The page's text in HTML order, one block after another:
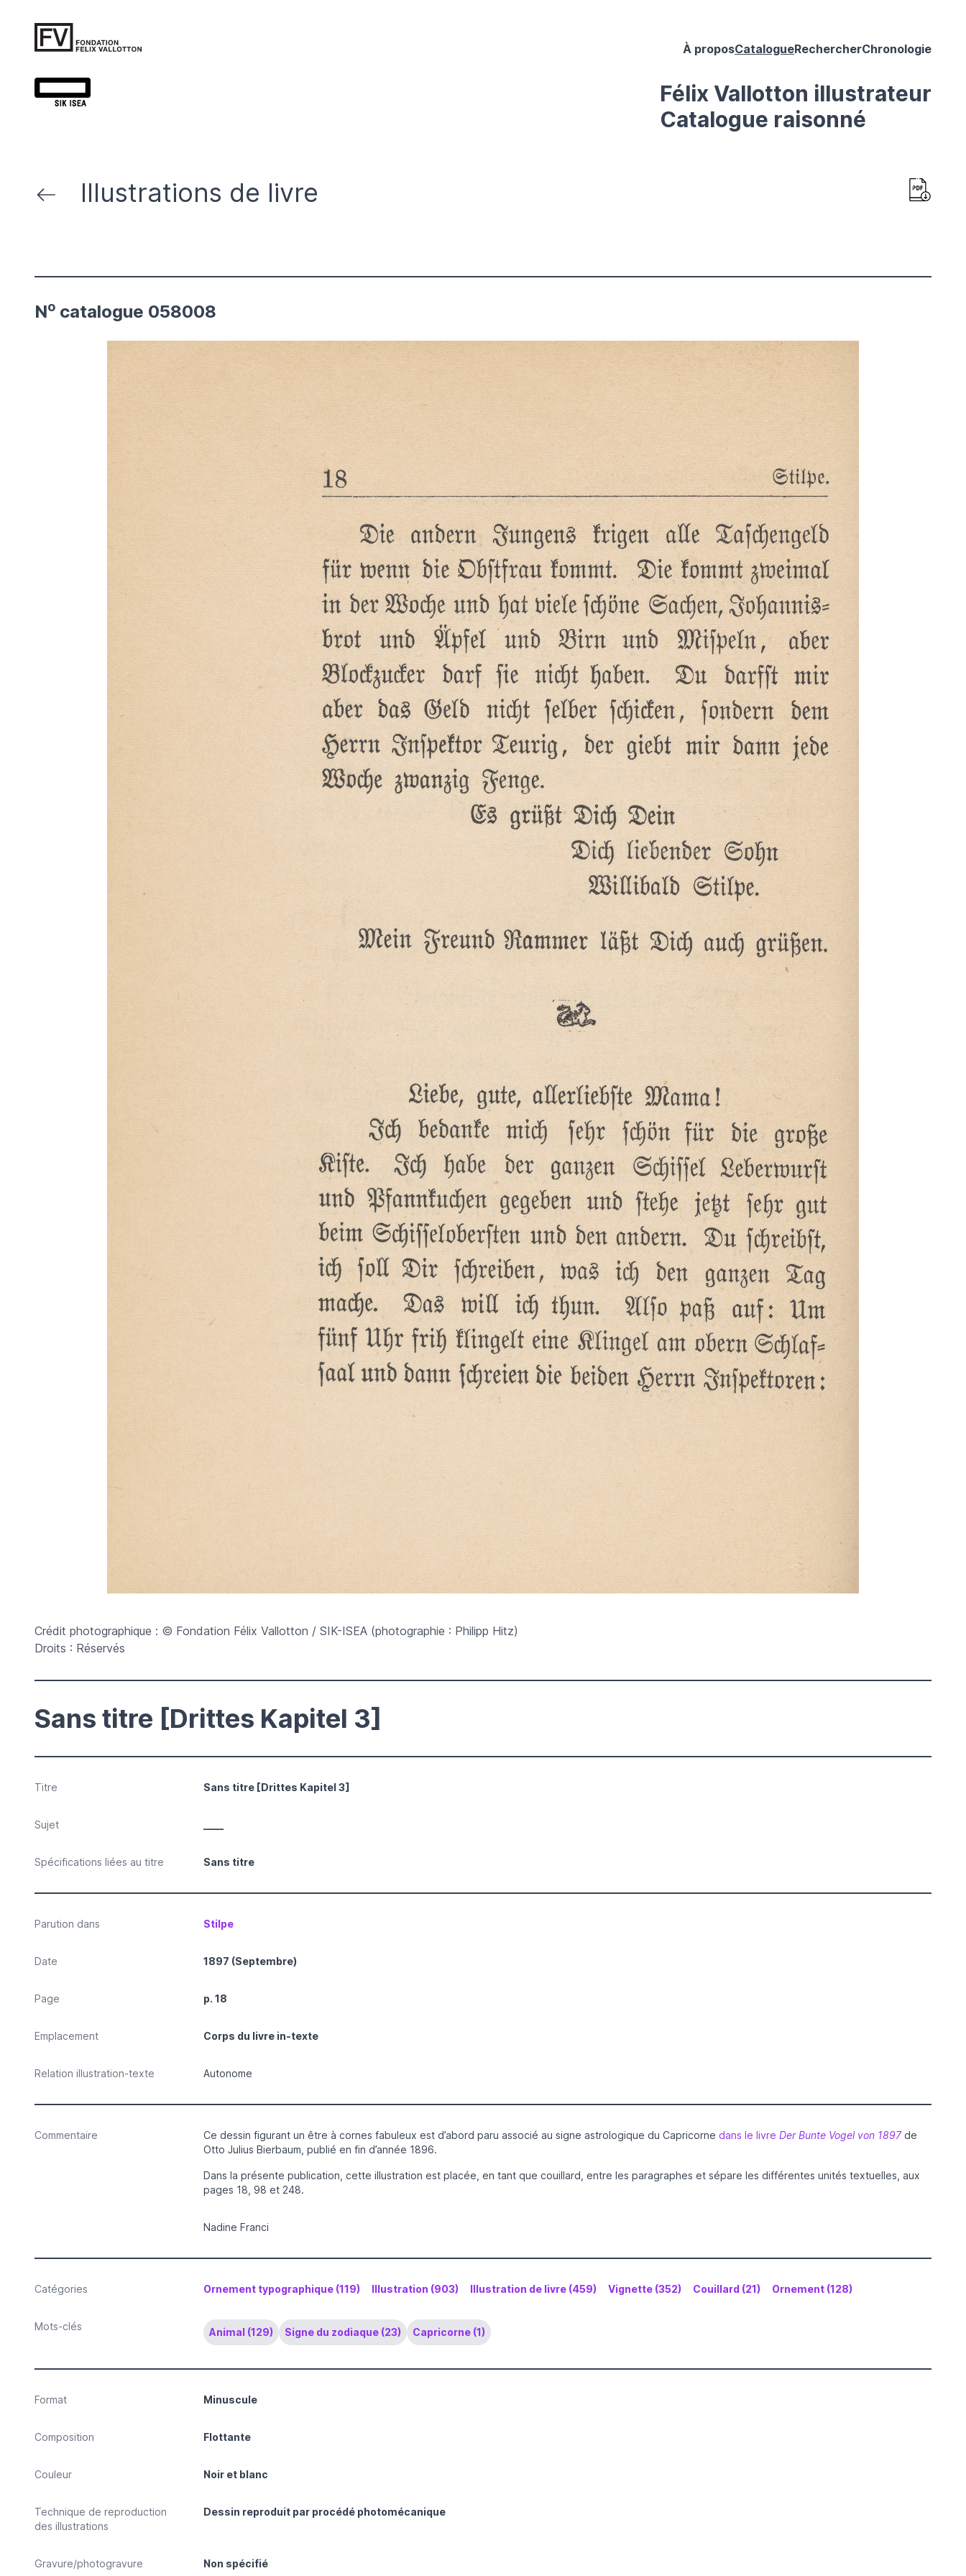
À proposCatalogueRechercherChronologie
Félix Vallotton illustrateur
Catalogue raisonné
Illustrations de livre
No catalogue 058008
Crédit photographique : © Fondation Félix Vallotton / SIK-ISEA (photographie : Philipp Hitz)
Droits : Réservés
Sans titre [Drittes Kapitel 3]
Titre Sans titre [Drittes Kapitel 3]
Sujet
Spécifications liées au titre Sans titre
Parution dans Stilpe
Date 1897 (Septembre)
Page p. 18
Emplacement Corps du livre in-texte
Relation illustration-texte Autonome
Commentaire Ce dessin figurant un être à cornes fabuleux est d’abord paru associé au signe astrologique du Capricorne dans le livre Der Bunte Vogel von 1897 de
Otto Julius Bierbaum, publié en fin d’année 1896.
Dans la présente publication, cette illustration est placée, en tant que couillard, entre les paragraphes et sépare les différentes unités textuelles, aux
pages 18, 98 et 248.
Nadine Franci
Catégories Ornement typographique (119) Illustration (903) Illustration de livre (459) Vignette (352) Couillard (21) Ornement (128)
Mots-clés Animal (129) Signe du zodiaque (23) Capricorne (1)
Format Minuscule
Composition Flottante
Couleur Noir et blanc
Technique de reproduction
des illustrations
Dessin reproduit par procédé photomécanique
Gravure/photogravure Non spécifié